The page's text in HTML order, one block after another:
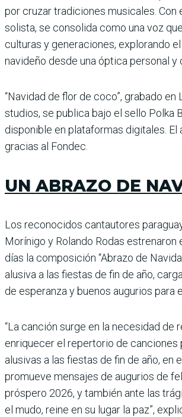
por cruzar tradiciones musicales. Con
solista, se consolida como una voz
culturas y generaciones, explorando
navideño desde una óptica personal y
“Navidad de flor de coco”, grabado en
studios, se publica bajo el sello Polka
disponible en plataformas digitales. El
gracias al Fondec.
UN ABRAZO DE
Los reconocidos cantautores
Morínigo y Rolando Rodas estrenaron
días la composición “Abrazo de
alusiva a las fiestas de fin de año,
de esperanza y buenos augurios para
“La canción surge en la necesidad de
enriquecer el repertorio de canciones
alusivas a las fiestas de fin de año, en
promueve mensajes de augurios de
próspero 2026, y también ante las
el mudo, reine en su lugar la paz”,